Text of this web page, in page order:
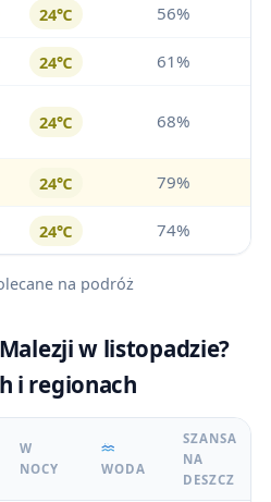
24℃ 56%
24℃ 61%
24℃ 68%
24℃ 79%
24℃ 74%
na podróż
w listopadzie?
i regionach
W
NOCY
WODA
SZANSA
NA
DESZCZ